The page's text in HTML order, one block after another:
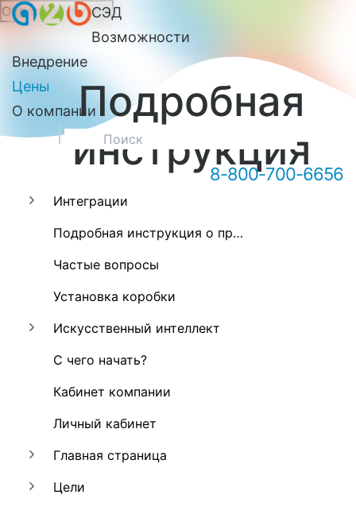
Обратный звонок
Онлайн-консультация А2Б
чем-то помочь?
СЭД
Возможности
Внедрение
Цены
О компании
8-800-700-6656
Подробная
инструкция
Интеграции
Подробная инструкция о программе А2Б
Частые вопросы
Установка коробки
Искусственный интеллект
С чего начать?
Кабинет компании
Личный кабинет
Главная страница
Цели